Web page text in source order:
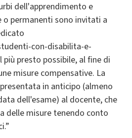
dell'apprendimento e
permanenti sono invitati a
con-disabilita-e-
presto possibile, al fine di
misure compensative. La
in anticipo (almeno
dell'esame) al docente, che
delle misure tenendo conto